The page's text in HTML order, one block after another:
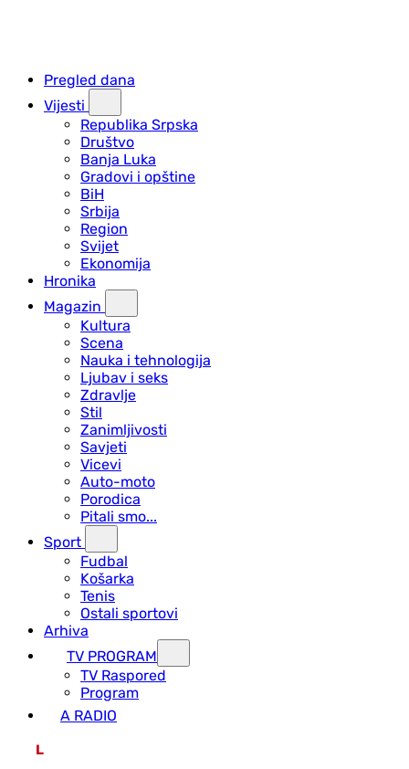
Pregled dana
Vijesti
Republika Srpska
Društvo
Banja Luka
Gradovi i opštine
BiH
Srbija
Region
Svijet
Ekonomija
Hronika
Magazin
Kultura
Scena
Nauka i tehnologija
Ljubav i seks
Zdravlje
Stil
Zanimljivosti
Savjeti
Vicevi
Auto-moto
Porodica
Pitali smo...
Sport
Fudbal
Košarka
Tenis
Ostali sportovi
Arhiva
TV PROGRAM
ТV Raspored
Program
A RADIO
L